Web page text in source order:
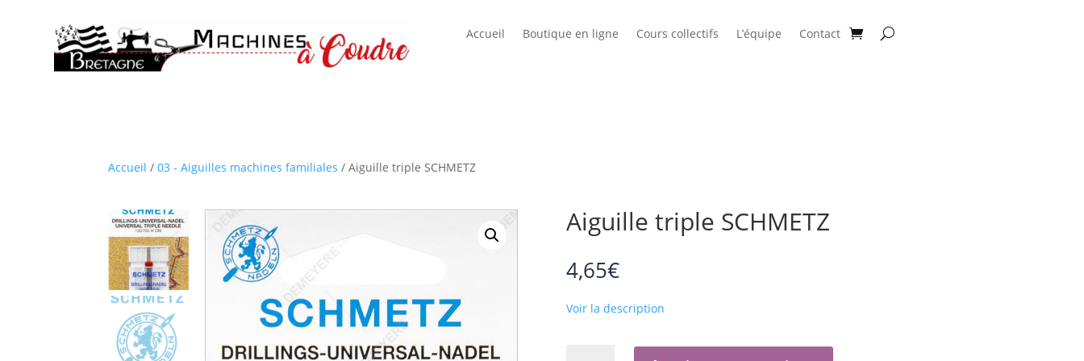
Accueil Boutique en ligne Cours collectifs L’équipe Contact
Accueil /03 - Aiguilles machines familiales / Aiguille triple SCHMETZ
Aiguille triple SCHMETZ
4,65€
Voir la description